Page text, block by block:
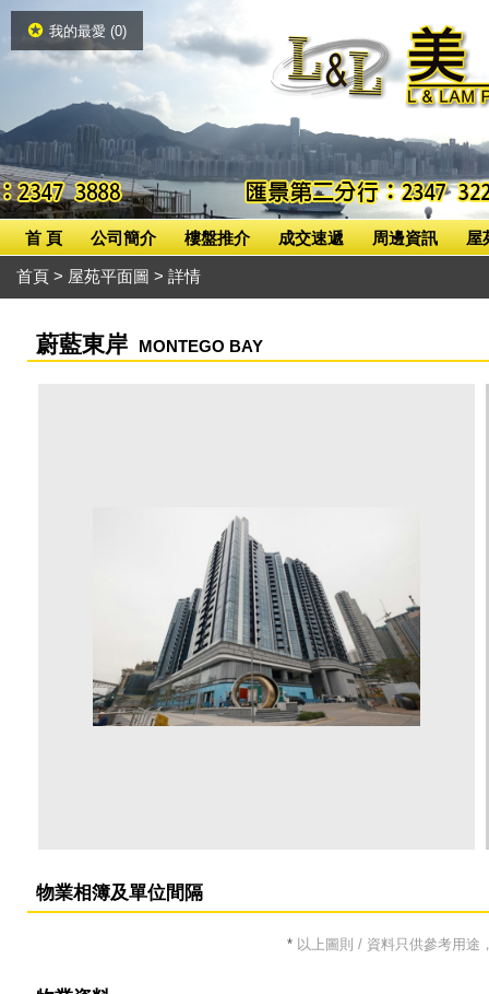
我的最愛 (0)
首 頁 公司簡介 樓盤推介 成交速遞 周邊資訊 屋
首頁 > 屋苑平面圖 > 詳情
蔚藍東岸 MONTEGO BAY
物業相簿及單位間隔
*以上圖則 / 資料只供參考用途